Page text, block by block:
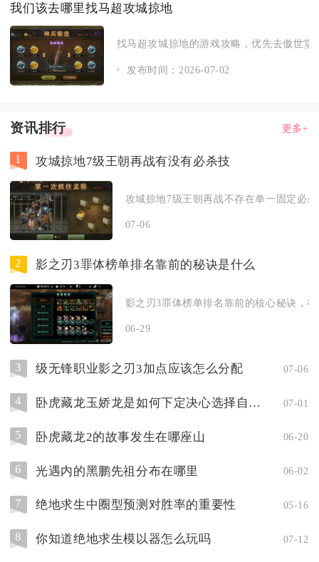
我们该去哪里找马超攻城掠地
找马超攻城掠地的游戏攻略，优先去傲世堂
发布时间：2026-07-02
资讯排行 更多+
1 攻城掠地7级王朝再战有没有必杀技
攻城掠地7级王朝再战不存在单一固定必
07-06
2 影之刃3罪体榜单排名靠前的秘诀是什么
影之刃3罪体榜单排名靠前的核心秘诀，
06-29
3 级无锋职业影之刃3加点应该怎么分配 07-06
4 卧虎藏龙玉娇龙是如何下定决心选择自杀的 07-01
5 卧虎藏龙2的故事发生在哪座山 06-20
6 光遇内的黑鹏先祖分布在哪里 06-02
7 绝地求生中圈型预测对胜率的重要性 05-16
8 你知道绝地求生模以器怎么玩吗 07-12